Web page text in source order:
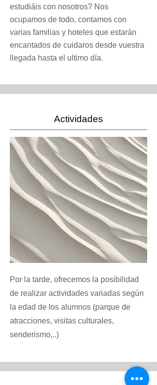
estudiáis con nosotros? Nos
ocupamos de todo, contamos con
varias familias y hoteles que estarán
encantados de cuidaros desde vuestra
llegada hasta el ultimo día.
Actividades
Por la tarde, ofrecemos la posibilidad
de realizar actividades variadas según
la edad de los alumnos (parque de
atracciones, visitas culturales,
senderismo,..)